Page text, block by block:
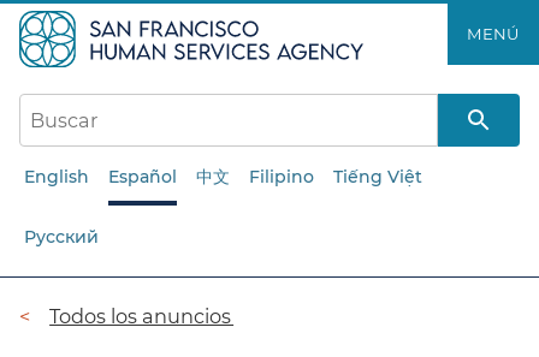
al
contenido
principal​​
MENÚ​​
English Español 中文 Filipino Tiếng Việt
Русский
Ruta
Todos los anuncios​​